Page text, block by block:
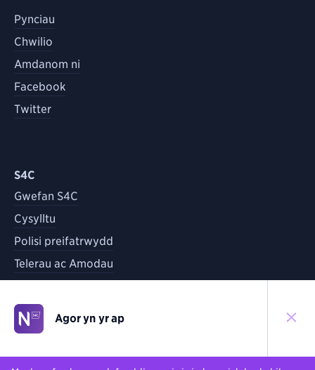
Pynciau
Chwilio
Amdanom ni
Facebook
Twitter
S4C
Gwefan S4C
Cysylltu
Polisi preifatrwydd
Telerau ac Amodau
Yn ôl i'r brig
Agor yn yr ap